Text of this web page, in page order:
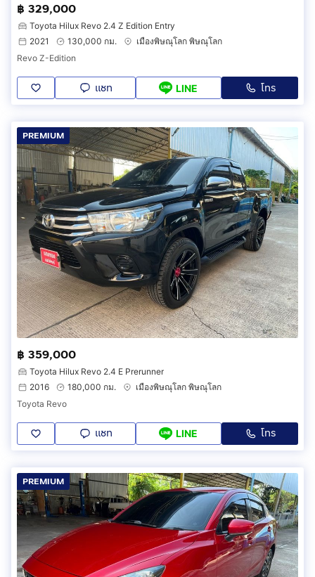
฿ 329,000
Toyota Hilux Revo 2.4 Z Edition Entry
2021
130,000 กม.
เมืองพิษณุโลก พิษณุโลก
Revo Z-Edition
แชท LINE โทร
PREMIUM
฿ 359,000
Toyota Hilux Revo 2.4 E Prerunner
2016
180,000 กม.
เมืองพิษณุโลก พิษณุโลก
Toyota Revo
แชท LINE โทร
PREMIUM